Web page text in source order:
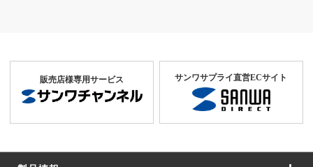
販売店様専用サービス サンワサプライ直営ECサイト